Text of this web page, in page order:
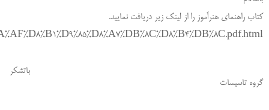
کتاب راهنمای هنرآموز را از لینک زیر دریافت نمایید.
باتشکر
گروه تاسیسات